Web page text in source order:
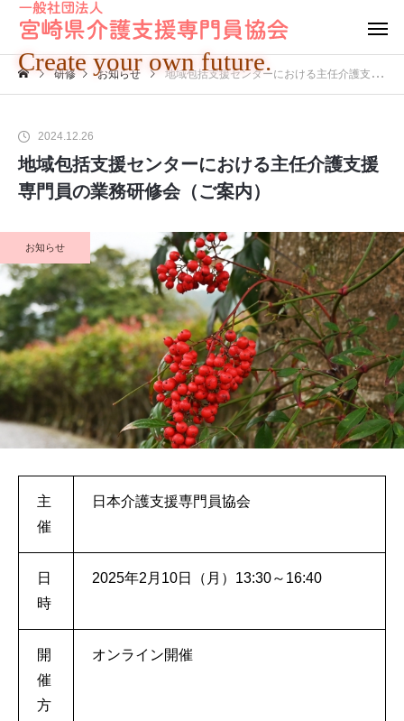
Create your own future.
研修 お知らせ 地域包括支援センターにおける主任介護支援専門員の業務研修会（ご案内）
2024.12.26
地域包括支援センターにおける主任介護支援
専門員の業務研修会（ご案内）
お知らせ
主
催
日本介護支援専門員協会
日
時
2025年2月10日（月）13:30～16:40
開
催
方
オンライン開催